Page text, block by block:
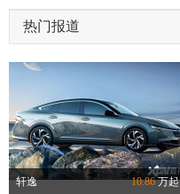
热门报道
轩逸 10.86万起